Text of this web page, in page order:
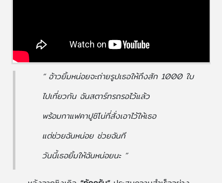
“ อ้าวยิ้มหน่อยจะถ่ายรูปเธอให้ถึงสัก 1000 ใบ
ไปเที่ยวกัน ฉันสตาร์ทรถรอไว้แล้ว
พร้อมกาแฟคาปูชิโน่ที่สั่งเอาไว้ให้เธอ
แต่ช่วยฉันหน่อย ช่วยฉันที
วันนี้เธอยิ้มให้ฉันหน่อยนะ ”